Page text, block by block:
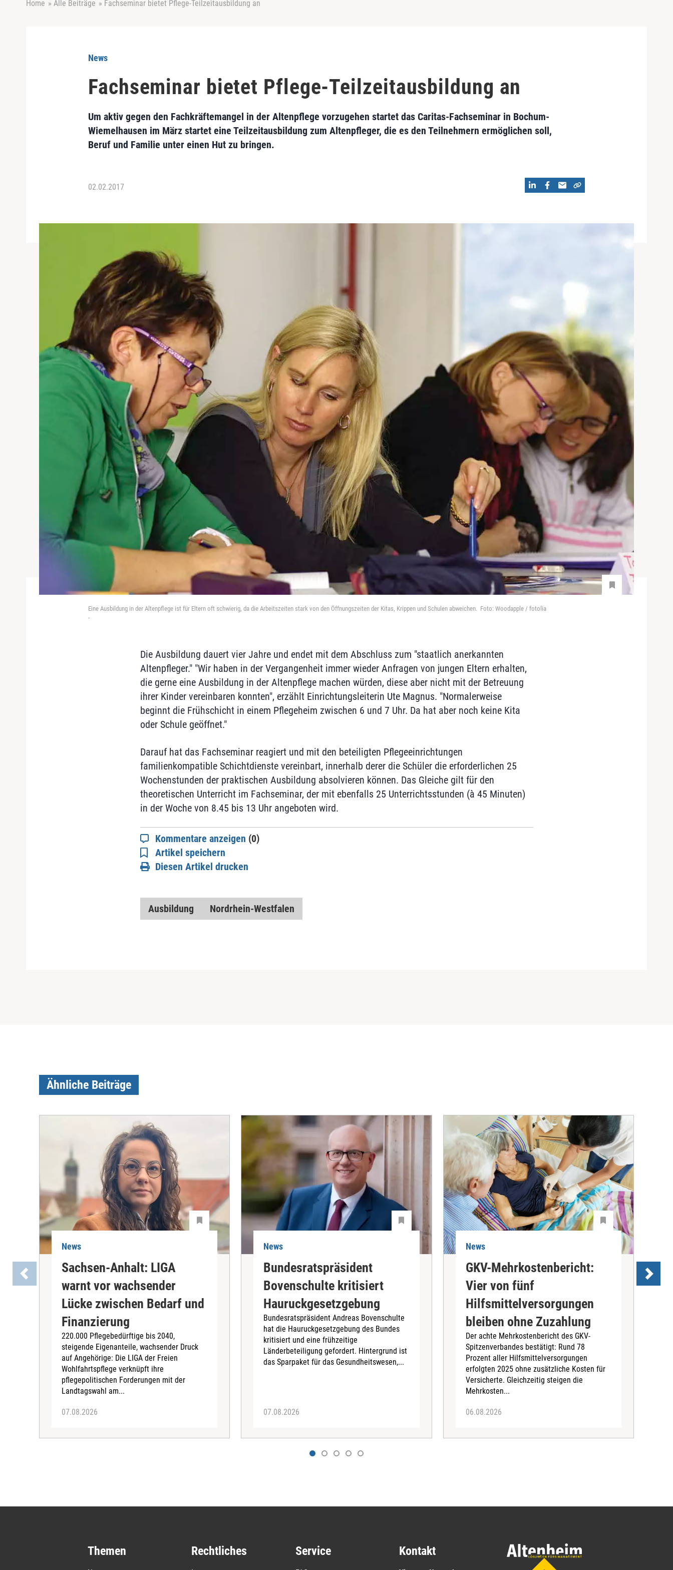
Home » Alle Beiträge » Fachseminar bietet Pflege-Teilzeitausbildung an
News
Fachseminar bietet Pflege-Teilzeitausbildung an
Um aktiv gegen den Fachkräftemangel in der Altenpflege vorzugehen startet das Caritas-Fachseminar in Bochum-
Wiemelhausen im März startet eine Teilzeitausbildung zum Altenpfleger, die es den Teilnehmern ermöglichen soll,
Beruf und Familie unter einen Hut zu bringen.
02.02.2017
Eine Ausbildung in der Altenpflege ist für Eltern oft schwierig, da die Arbeitszeiten stark von den Öffnungszeiten der Kitas, Krippen und Schulen abweichen. Foto: Woodapple / fotolia
-
Die Ausbildung dauert vier Jahre und endet mit dem Abschluss zum "staatlich anerkannten
Altenpfleger." "Wir haben in der Vergangenheit immer wieder Anfragen von jungen Eltern erhalten,
die gerne eine Ausbildung in der Altenpflege machen würden, diese aber nicht mit der Betreuung
ihrer Kinder vereinbaren konnten", erzählt Einrichtungsleiterin Ute Magnus. "Normalerweise
beginnt die Frühschicht in einem Pflegeheim zwischen 6 und 7 Uhr. Da hat aber noch keine Kita
oder Schule geöffnet."
Darauf hat das Fachseminar reagiert und mit den beteiligten Pflegeeinrichtungen
familienkompatible Schichtdienste vereinbart, innerhalb derer die Schüler die erforderlichen 25
Wochenstunden der praktischen Ausbildung absolvieren können. Das Gleiche gilt für den
theoretischen Unterricht im Fachseminar, der mit ebenfalls 25 Unterrichtsstunden (à 45 Minuten)
in der Woche von 8.45 bis 13 Uhr angeboten wird.
Kommentare anzeigen (0)
Artikel speichern
Diesen Artikel drucken
Ausbildung Nordrhein-Westfalen
Ähnliche Beiträge
News
Sachsen-Anhalt: LIGA
warnt vor wachsender
Lücke zwischen Bedarf und
Finanzierung
220.000 Pflegebedürftige bis 2040,
steigende Eigenanteile, wachsender Druck
auf Angehörige: Die LIGA der Freien
Wohlfahrtspflege verknüpft ihre
pflegepolitischen Forderungen mit der
Landtagswahl am...
07.08.2026
News
Bundesratspräsident
Bovenschulte kritisiert
Hauruckgesetzgebung
Bundesratspräsident Andreas Bovenschulte
hat die Hauruckgesetzgebung des Bundes
kritisiert und eine frühzeitige
Länderbeteiligung gefordert. Hintergrund ist
das Sparpaket für das Gesundheitswesen,...
07.08.2026
News
GKV-Mehrkostenbericht:
Vier von fünf
Hilfsmittelversorgungen
bleiben ohne Zuzahlung
Der achte Mehrkostenbericht des GKV-
Spitzenverbandes bestätigt: Rund 78
Prozent aller Hilfsmittelversorgungen
erfolgten 2025 ohne zusätzliche Kosten für
Versicherte. Gleichzeitig steigen die
Mehrkosten...
06.08.2026
Themen Rechtliches Service Kontakt